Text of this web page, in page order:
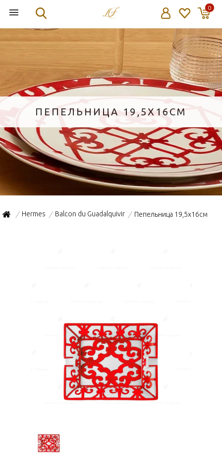
0
ПЕПЕЛЬНИЦА 19,5X16СМ
/ Hermes / Balcon du Guadalquivir / Пепельница 19,5x16см